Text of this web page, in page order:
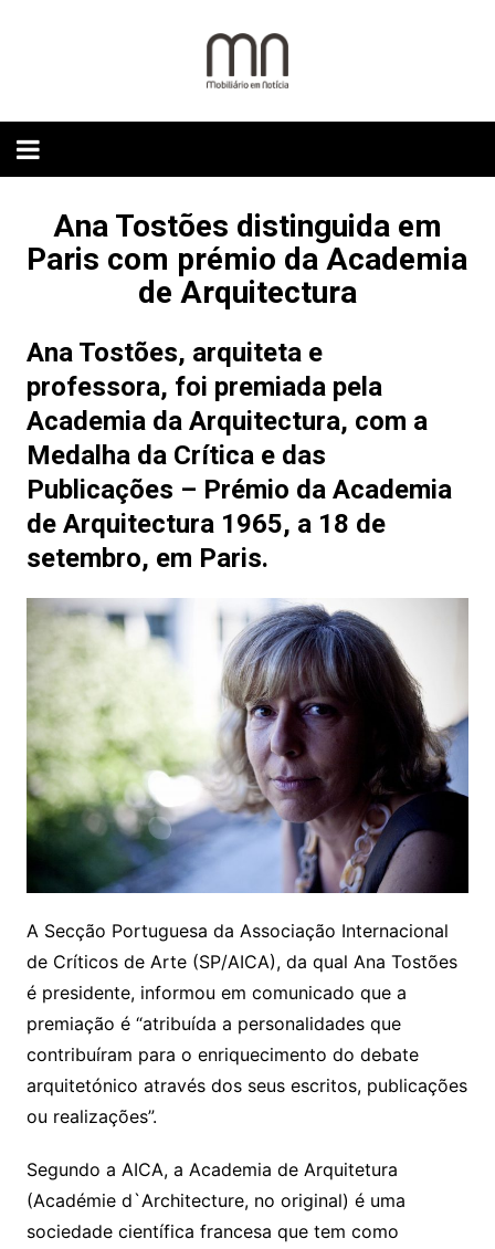
Ana Tostões distinguida em
Paris com prémio da Academia
de Arquitectura
Ana Tostões, arquiteta e
professora, foi premiada pela
Academia da Arquitectura, com a
Medalha da Crítica e das
Publicações – Prémio da Academia
de Arquitectura 1965, a 18 de
setembro, em Paris.
A Secção Portuguesa da Associação Internacional
de Críticos de Arte (SP/AICA), da qual Ana Tostões
é presidente, informou em comunicado que a
premiação é “atribuída a personalidades que
contribuíram para o enriquecimento do debate
arquitetónico através dos seus escritos, publicações
ou realizações”.
Segundo a AICA, a Academia de Arquitetura
(Académie d`Architecture, no original) é uma
sociedade científica francesa que tem como